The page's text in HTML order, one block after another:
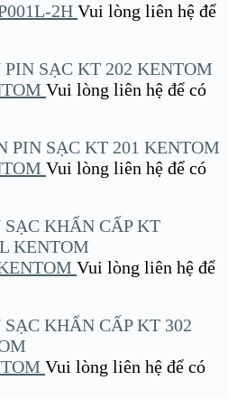
2H Vui lòng liên hệ để
Vui lòng liên hệ để có
Vui lòng liên hệ để có
Vui lòng liên hệ để
Vui lòng liên hệ để có